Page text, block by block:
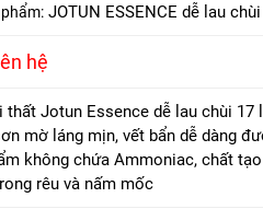
JOTUN ESSENCE dễ lau
hệ
thất Jotun Essence dễ lau chùi
mờ láng mịn, vết bẩn dễ dàng
không chứa Ammoniac, chất
rêu và nấm mốc